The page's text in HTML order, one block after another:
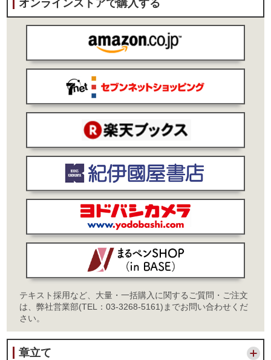
オンラインストアで購入する
テキスト採用など、大量・一括購入に関するご質問・ご注文
は、弊社営業部(TEL：03-3268-5161)までお問い合わせくだ
さい。
章立て